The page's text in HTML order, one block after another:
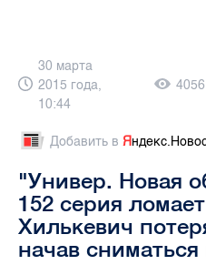
30 марта
2015 года,
10:44
Добавить в Я
"Универ. Новая
152 серия
Хилькевич
начав